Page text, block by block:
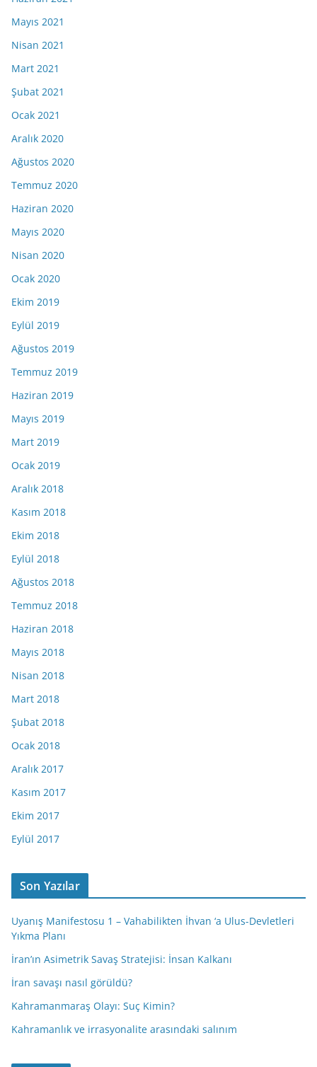
Mayıs 2021
Nisan 2021
Mart 2021
Şubat 2021
Ocak 2021
Aralık 2020
Ağustos 2020
Temmuz 2020
Haziran 2020
Mayıs 2020
Nisan 2020
Ocak 2020
Ekim 2019
Eylül 2019
Ağustos 2019
Temmuz 2019
Haziran 2019
Mayıs 2019
Mart 2019
Ocak 2019
Aralık 2018
Kasım 2018
Ekim 2018
Eylül 2018
Ağustos 2018
Temmuz 2018
Haziran 2018
Mayıs 2018
Nisan 2018
Mart 2018
Şubat 2018
Ocak 2018
Aralık 2017
Kasım 2017
Ekim 2017
Eylül 2017
Son Yazılar
Uyanış Manifestosu 1 – Vahabilikten İhvan ‘a Ulus-Devletleri
Yıkma Planı
İran’ın Asimetrik Savaş Stratejisi: İnsan Kalkanı
İran savaşı nasıl görüldü?
Kahramanmaraş Olayı: Suç Kimin?
Kahramanlık ve irrasyonalite arasındaki salınım